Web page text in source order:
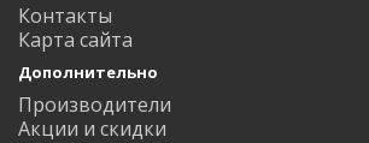
Контакты
Карта сайта
Дополнительно
Производители
Акции и скидки